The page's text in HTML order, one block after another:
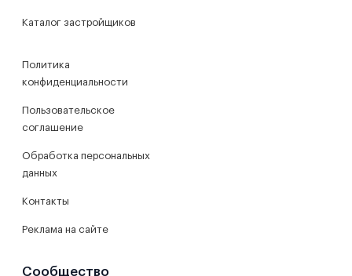
Каталог застройщиков
Политика
конфиденциальности
Пользовательское
соглашение
Обработка персональных
данных
Контакты
Реклама на сайте
Сообщество